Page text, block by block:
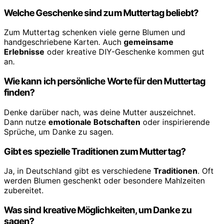
Welche Geschenke sind zum Muttertag beliebt?
Zum Muttertag schenken viele gerne Blumen und
handgeschriebene Karten. Auch gemeinsame
Erlebnisse oder kreative DIY-Geschenke kommen gut
an.
Wie kann ich persönliche Worte für den Muttertag
finden?
Denke darüber nach, was deine Mutter auszeichnet.
Dann nutze emotionale Botschaften oder inspirierende
Sprüche, um Danke zu sagen.
Gibt es spezielle Traditionen zum Muttertag?
Ja, in Deutschland gibt es verschiedene Traditionen. Oft
werden Blumen geschenkt oder besondere Mahlzeiten
zubereitet.
Was sind kreative Möglichkeiten, um Danke zu
sagen?